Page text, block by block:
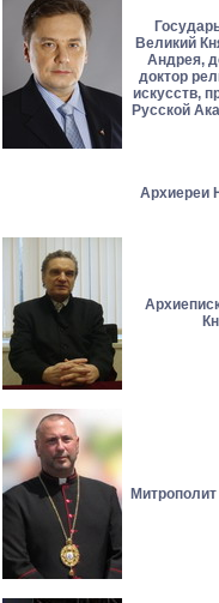
Великий
Андрея,
доктор
искусств,
Русской
Архиереи